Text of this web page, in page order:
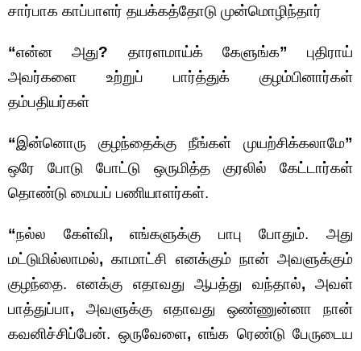
சார்பாக காப்பாளர் தயக்கத்தோடு முன்மொழிந்தார்
“என்ன அது? தாரளமாய்க் கேளுங்க” புதிராய்
அவர்களை உற்றுப் பார்த்துக் குழம்பினார்கள்
தம்பதியர்கள்
“இன்னொரு குழந்தைக்கு நீங்கள் முயற்சிக்கலாமே”
ஒரே போடு போட்டு ஒருமித்த குரலில் கேட்டார்கள்
தொண்டு மையப் பணியாளர்கள்.
“நல்ல கேள்வி,எங்களுக்கு பாபு போதும். அது
மட்டுமில்லாமல், காமாட்சி எனக்கும் நான் அவளுக்கும்
குழந்தை. எனக்கு எதாவது ஆபத்து வந்தால், அவள்
பாத்துப்பா, அவளுக்கு எதாவது ஒண்ணுன்னா நான்
கவனிச்சிப்பேன். ஒருவேளை, எங்க ரெண்டு பேருடைய